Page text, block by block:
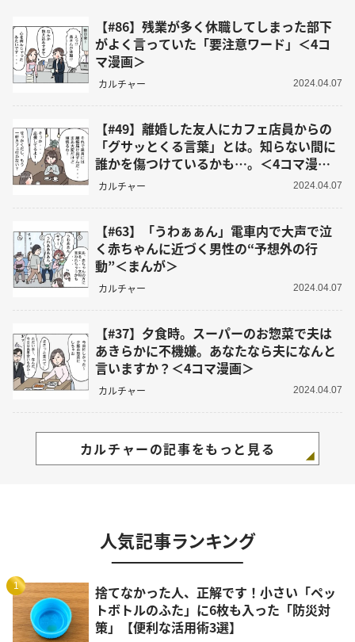
【#86】残業が多く休職してしまった部下
がよく言っていた「要注意ワード」＜4コ
マ漫画＞
カルチャー 2024.04.07
【#49】離婚した友人にカフェ店員からの
「グサッとくる言葉」とは。知らない間に
誰かを傷つけているかも…。＜4コマ漫画
＞
カルチャー 2024.04.07
【#63】「うわぁぁん」電車内で大声で泣
く赤ちゃんに近づく男性の“予想外の行
動”＜まんが＞
カルチャー 2024.04.07
【#37】夕食時。スーパーのお惣菜で夫は
あきらかに不機嫌。あなたなら夫になんと
言いますか？＜4コマ漫画＞
カルチャー 2024.04.07
カルチャーの記事をもっと見る
人気記事ランキング
1
捨てなかった人、正解です！小さい「ペッ
トボトルのふた」に6枚も入った「防災対
策」【便利な活用術3選】